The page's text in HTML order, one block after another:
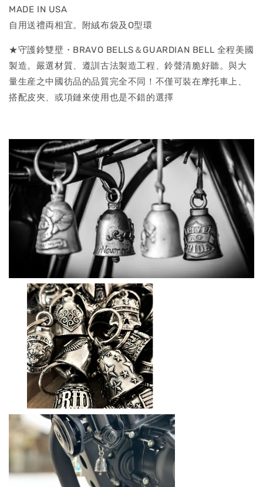
MADE IN USA
自用送禮両相宜。附絨布袋及O型環
★守護鈴雙壁・BRAVO BELLS＆GUARDIAN BELL 全程美國
製造。嚴選材質、遵訓古法製造工程、鈴聲清脆好聽。與大
量生産之中國彷品的品質完全不同！不僅可裝在摩托車上、
搭配皮夾、或項鏈來使用也是不錯的選擇